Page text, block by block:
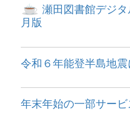
瀬田図書館デジ
月版
令和６年能登半島地
年末年始の一部サー